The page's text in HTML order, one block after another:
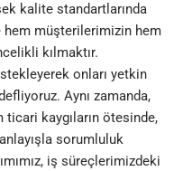
kalite standartlarında
hem müşterilerimizin hem
kılmaktır.
onları yetkin
Aynı zamanda,
ticari kaygıların ötesinde,
sorumluluk
iş süreçlerimizdeki